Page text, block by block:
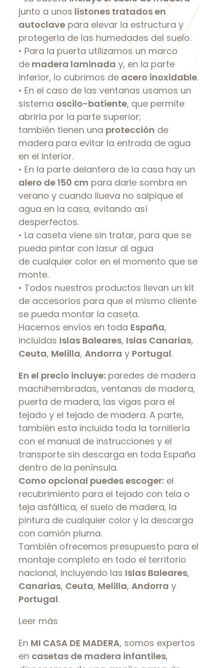
junto a unos listones tratados en
autoclave para elevar la estructura y
protegerla de las humedades del suelo.
• Para la puerta utilizamos un marco
de madera laminada y, en la parte
inferior, lo cubrimos de acero inoxidable.
• En el caso de las ventanas usamos un
sistema oscilo-batiente, que permite
abrirla por la parte superior;
también tienen una protección de
madera para evitar la entrada de agua
en el interior.
• En la parte delantera de la casa hay un
alero de 150 cm para darle sombra en
verano y cuando llueva no salpique el
agua en la casa, evitando así
desperfectos.
• La caseta viene sin tratar, para que se
pueda pintar con lasur al agua
de cualquier color en el momento que se
monte.
• Todos nuestros productos llevan un kit
de accesorios para que el mismo cliente
se pueda montar la caseta.
Hacemos envíos en toda España,
incluidas Islas Baleares, Islas Canarias,
Ceuta, Melilla, Andorra y Portugal.
En el precio incluye: paredes de madera
machihembradas, ventanas de madera,
puerta de madera, las vigas para el
tejado y el tejado de madera. A parte,
también esta incluida toda la tornillería
con el manual de instrucciones y el
transporte sin descarga en toda España
dentro de la península.
Como opcional puedes escoger: el
recubrimiento para el tejado con tela o
teja asfáltica, el suelo de madera, la
pintura de cualquier color y la descarga
con camión pluma.
También ofrecemos presupuesto para el
montaje completo en todo el territorio
nacional, incluyendo las Islas Baleares,
Canarias, Ceuta, Melilla, Andorra y
Portugal.
Leer más
En MI CASA DE MADERA, somos expertos
en casetas de madera infantiles,